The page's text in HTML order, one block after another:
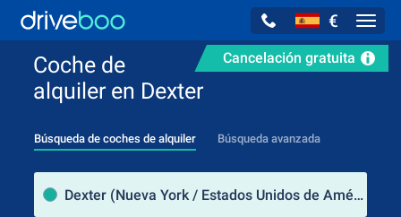
€
Cancelación gratuita
Coche de
alquiler en Dexter
Búsqueda de coches de alquiler Búsqueda avanzada
Dexter (Nueva York / Estados Unidos de América)